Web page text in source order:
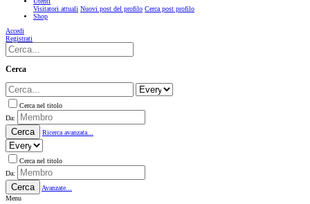
Visitatori attuali Nuovi post del profilo Cerca post profilo
Shop
Accedi
Registrati
Cerca
Cerca nel titolo
Da:
Cerca Ricerca avanzata...
Cerca nel titolo
Da:
Cerca
Avanzate...
Menu